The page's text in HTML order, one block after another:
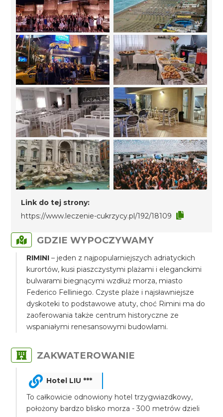
Link do tej strony:
https://www.leczenie-cukrzycy.pl/192/18109
GDZIE WYPOCZYWAMY
RIMINI– jeden z najpopularniejszych adriatyckich
kurortów, kusi piaszczystymi plażami i eleganckimi
bulwarami biegnącymi wzdłuż morza, miasto
Federico Felliniego. Czyste plaże i najsławniejsze
dyskoteki to podstawowe atuty, choć Rimini ma do
zaoferowania także centrum historyczne ze
wspaniałymi renesansowymi budowlami.
ZAKWATEROWANIE
Hotel LIU ***
To całkowicie odnowiony hotel trzygwiazdkowy,
położony bardzo blisko morza - 300 metrów dzieli